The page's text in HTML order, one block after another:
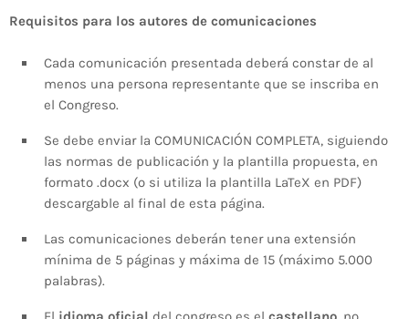
Requisitos para los autores de comunicaciones
Cada comunicación presentada deberá constar de al
menos una persona representante que se inscriba en
el Congreso.
Se debe enviar la COMUNICACIÓN COMPLETA, siguiendo
las normas de publicación y la plantilla propuesta, en
formato .docx (o si utiliza la plantilla LaTeX en PDF)
descargable al final de esta página.
Las comunicaciones deberán tener una extensión
mínima de 5 páginas y máxima de 15 (máximo 5.000
palabras).